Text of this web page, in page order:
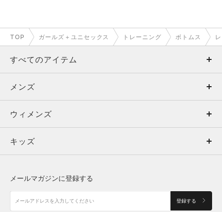
TOP ガールズ＋ユニセックス トレーニング ボトムス
すべてのアイテム
メンズ
ウィメンズ
キッズ
アクセサリー
メンズ
トップス
ボトムス
アクセサリー
ウィメンズ
トップス
シューズ
キッズ
メールマガジンに登録する
登録する